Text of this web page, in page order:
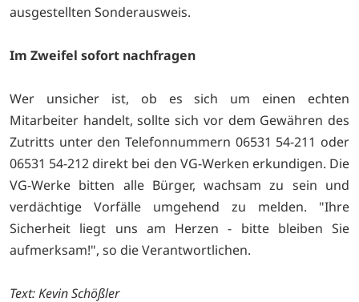
ausgestellten Sonderausweis.
Im Zweifel sofort nachfragen
Wer unsicher ist, ob es sich um einen echten
Mitarbeiter handelt, sollte sich vor dem Gewähren des
Zutritts unter den Telefonnummern 06531 54-211 oder
06531 54-212 direkt bei den VG-Werken erkundigen. Die
VG-Werke bitten alle Bürger, wachsam zu sein und
verdächtige Vorfälle umgehend zu melden. "Ihre
Sicherheit liegt uns am Herzen - bitte bleiben Sie
aufmerksam!", so die Verantwortlichen.
Text: Kevin Schößler